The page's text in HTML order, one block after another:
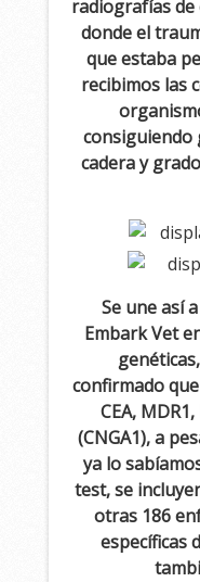
radiografías de
donde el
que estaba
recibimos las
consiguiendo
cadera y
Se une así
Embark Vet
confirmado
CEA,
(CNGA1), a
ya lo
test, se
otras 186
específicas